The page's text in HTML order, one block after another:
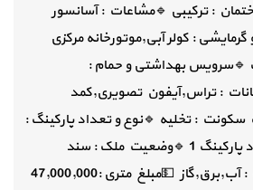
: ترکیبی 🔹️مشاعات : آسانسور
: کولر آبی,موتورخانه مرکزی
بهداشتی و حمام :
: تراس,آیفون تصویری,کمد
سکونت : تخلیه 🔹️نوع و تعداد پارکینگ :
پارکینگ اختصاصی,تعداد پارکینگ 1 🔹️وضعیت ملک : سند
دارد,شخصی 🔹️امتیازات : آب,برق,گاز 💵مبلغ متری :47,000,000